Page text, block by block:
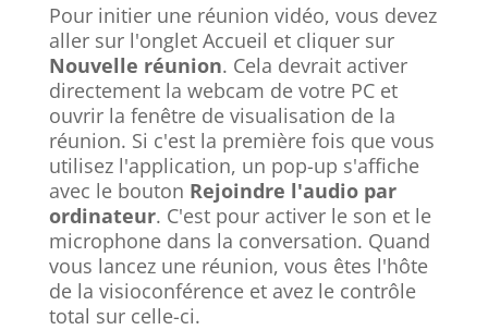
Pour initier une réunion vidéo, vous devez
aller sur l'onglet Accueil et cliquer sur
Nouvelle réunion. Cela devrait activer
directement la webcam de votre PC et
ouvrir la fenêtre de visualisation de la
réunion. Si c'est la première fois que vous
utilisez l'application, un pop-up s'affiche
avec le bouton Rejoindre l'audio par
ordinateur. C'est pour activer le son et le
microphone dans la conversation. Quand
vous lancez une réunion, vous êtes l'hôte
de la visioconférence et avez le contrôle
total sur celle-ci.